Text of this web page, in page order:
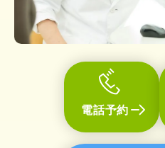
電話予約